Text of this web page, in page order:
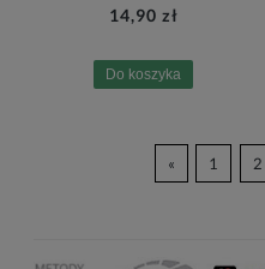
14,90 zł
Do koszyka
« 1 2